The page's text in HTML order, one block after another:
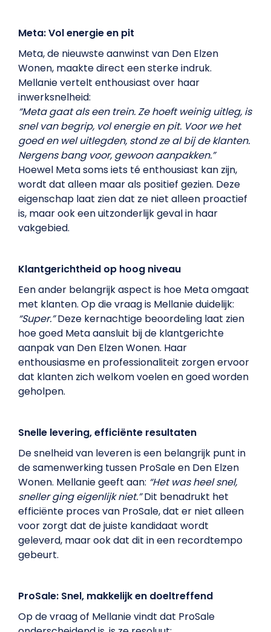
Meta: Vol energie en pit
Meta, de nieuwste aanwinst van Den Elzen
Wonen, maakte direct een sterke indruk.
Mellanie vertelt enthousiast over haar
inwerksnelheid:
“Meta gaat als een trein. Ze hoeft weinig uitleg, is
snel van begrip, vol energie en pit. Voor we het
goed en wel uitlegden, stond ze al bij de klanten.
Nergens bang voor, gewoon aanpakken.”
Hoewel Meta soms iets té enthousiast kan zijn,
wordt dat alleen maar als positief gezien. Deze
eigenschap laat zien dat ze niet alleen proactief
is, maar ook een uitzonderlijk geval in haar
vakgebied.
Klantgerichtheid op hoog niveau
Een ander belangrijk aspect is hoe Meta omgaat
met klanten. Op die vraag is Mellanie duidelijk:
“Super.”Deze kernachtige beoordeling laat zien
hoe goed Meta aansluit bij de klantgerichte
aanpak van Den Elzen Wonen. Haar
enthousiasme en professionaliteit zorgen ervoor
dat klanten zich welkom voelen en goed worden
geholpen.
Snelle levering, efficiënte resultaten
De snelheid van leveren is een belangrijk punt in
de samenwerking tussen ProSale en Den Elzen
Wonen. Mellanie geeft aan: “Het was heel snel,
sneller ging eigenlijk niet.”Dit benadrukt het
efficiënte proces van ProSale, dat er niet alleen
voor zorgt dat de juiste kandidaat wordt
geleverd, maar ook dat dit in een recordtempo
gebeurt.
ProSale: Snel, makkelijk en doeltreffend
Op de vraag of Mellanie vindt dat ProSale